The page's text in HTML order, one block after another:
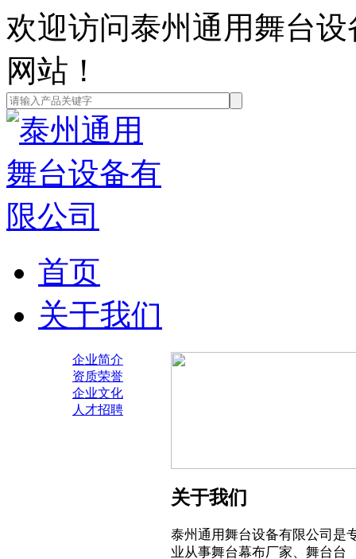
欢迎访问泰州通用舞台
网站！
首页
关于我们
企业简介
资质荣誉
企业文化
人才招聘
关于我们
泰州通用舞台设备有限公司是
业从事舞台幕布厂家、舞台台